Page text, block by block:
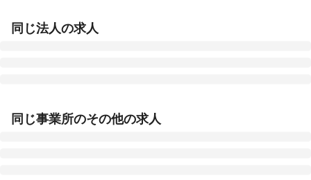
同じ法人の求人
東京都大田区西蒲田八丁目24-1 ミマツビル4階
同じ事業所のその他の求人